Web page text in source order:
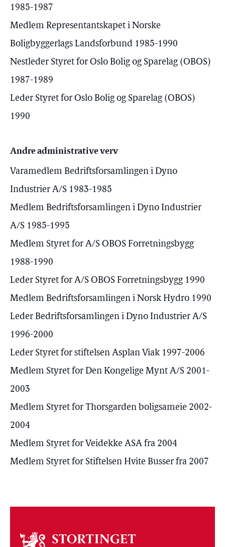
1985-1987
Medlem Representantskapet i Norske
Boligbyggerlags Landsforbund 1985-1990
Nestleder Styret for Oslo Bolig og Sparelag (OBOS)
1987-1989
Leder Styret for Oslo Bolig og Sparelag (OBOS)
1990
Andre administrative verv
Varamedlem Bedriftsforsamlingen i Dyno
Industrier A/S 1983-1985
Medlem Bedriftsforsamlingen i Dyno Industrier
A/S 1985-1995
Medlem Styret for A/S OBOS Forretningsbygg
1988-1990
Leder Styret for A/S OBOS Forretningsbygg 1990
Medlem Bedriftsforsamlingen i Norsk Hydro 1990
Leder Bedriftsforsamlingen i Dyno Industrier A/S
1996-2000
Leder Styret for stiftelsen Asplan Viak 1997-2006
Medlem Styret for Den Kongelige Mynt A/S 2001-
2003
Medlem Styret for Thorsgarden boligsameie 2002-
2004
Medlem Styret for Veidekke ASA fra 2004
Medlem Styret for Stiftelsen Hvite Busser fra 2007
Om